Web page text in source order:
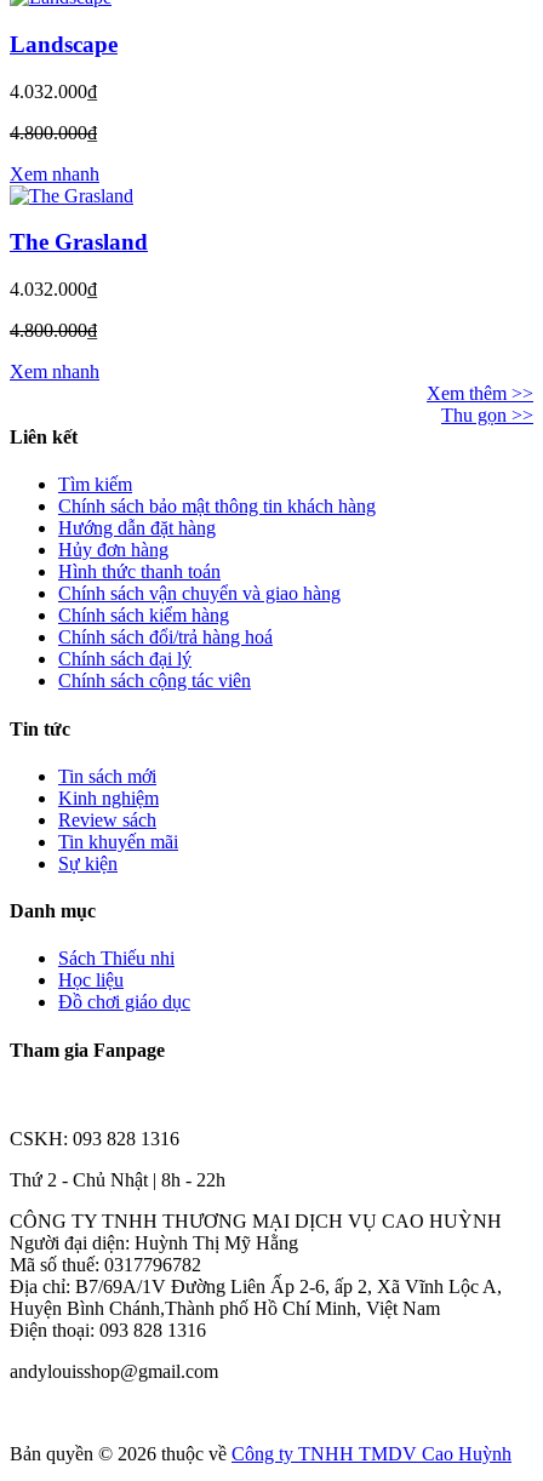
Landscape
4.032.000₫
4.800.000₫
Xem nhanh
The Grasland
4.032.000₫
4.800.000₫
Xem nhanh
Xem thêm >>
Thu gọn >>
Liên kết
Tìm kiếm
Chính sách bảo mật thông tin khách hàng
Hướng dẫn đặt hàng
Hủy đơn hàng
Hình thức thanh toán
Chính sách vận chuyển và giao hàng
Chính sách kiểm hàng
Chính sách đổi/trả hàng hoá
Chính sách đại lý
Chính sách cộng tác viên
Tin tức
Tin sách mới
Kinh nghiệm
Review sách
Tin khuyến mãi
Sự kiện
Danh mục
Sách Thiếu nhi
Học liệu
Đồ chơi giáo dục
Tham gia Fanpage
CSKH: 093 828 1316
Thứ 2 - Chủ Nhật | 8h - 22h
CÔNG TY TNHH THƯƠNG MẠI DỊCH VỤ CAO HUỲNH
Người đại diện: Huỳnh Thị Mỹ Hằng
Mã số thuế: 0317796782
Địa chỉ: B7/69A/1V Đường Liên Ấp 2-6, ấp 2, Xã Vĩnh Lộc A,
Huyện Bình Chánh,Thành phố Hồ Chí Minh, Việt Nam
Điện thoại: 093 828 1316
andylouisshop@gmail.com
Bản quyền © 2026 thuộc về Công ty TNHH TMDV Cao Huỳnh